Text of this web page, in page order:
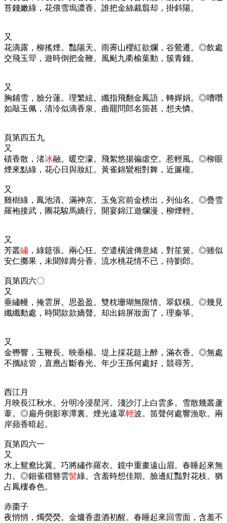
苔錢嫩綠，花偎雪塢濃香。誰把金絲裁翦却，掛斜陽。
又
花滴露，柳搖煙。豔陽天。雨霽山櫻紅欲爛，谷鶯遷。◎飲處
交飛玉斝，遊時倒把金鞭。風颭九衢榆葉動，簇青錢。
又
胸鋪雪，臉分蓮。理繁絃。纖指飛翻金鳳語，轉嬋娟。◎嘈囋
如敲玉佩，清泠似滴香泉。曲罷問郎名箇甚，想夫憐。
頁第四五九
又
磧香散，渚冰融。暖空濛。飛絮悠揚徧虛空。惹輕風。◎柳眼
煙來點綠，花心日與妝紅。黃雀錦鸞相對舞，近簾櫳。
又
雞樹綠，鳳池清。滿神京。玉兔宮前金榜出，列仙名。◎疊雪
羅袍接武，團花駿馬嬌行。開宴錦江遊爛漫，柳煙輕。
又
芳叢繡 ，綠筵張。兩心狂。空遣橫波傳意緒，對笙簧。◎雖似
安仁擲果，未聞韓壽分香。流水桃花情不已，待劉郎。
頁第四六〇
又
垂繡幔，掩雲屏。思盈盈。雙枕珊瑚無限情。翠釵橫。◎幾見
纖纖動處，時聞款款嬌聲。却出錦屏妝面了，理秦箏。
又
金轡響，玉鞭長。映垂楊。堤上採花筵上醉，滿衣香。◎無處
不攜絃管，直應占斷春光。年少王孫何處好，競尋芳。
西江月
月映長江秋水。分明冷浸星河。淺沙汀上白雲多。雪散幾叢蘆
葦。◎扁舟倒影寒潭裏。煙光遠罩輕波。笛聲何處響漁歌。兩
岸蘋香暗起。
頁第四六一
又
水上鴛鴦比翼。巧將繡作羅衣。鏡中重畫遠山眉。春睡起來無
力。◎鈿雀穩簪雲髻綠。含羞時想佳期。臉邊紅豔對花枝。猶
占鳳樓春色。
赤棗子
夜悄悄，燭熒熒。金爐香盡酒初醒。春睡起來回雪面，含羞不